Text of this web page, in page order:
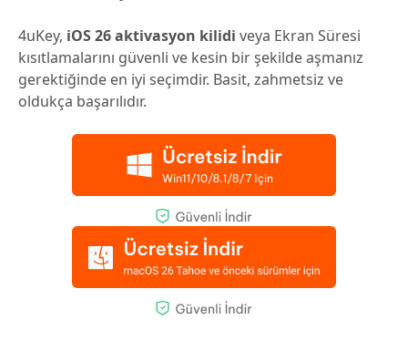
4uKey, iOS 26 aktivasyon kilidi veya Ekran Süresi
kısıtlamalarını güvenli ve kesin bir şekilde aşmanız
gerektiğinde en iyi seçimdir. Basit, zahmetsiz ve
oldukça başarılıdır.